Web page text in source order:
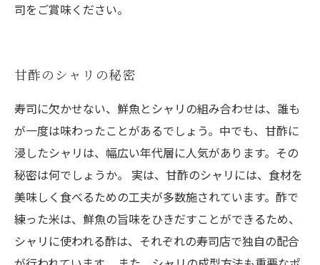
司をご賞味ください。
甘酢のシャリの秘密
寿司に欠かせない、鮮魚とシャリの組み合わせは、誰も
が一度は味わったことがあるでしょう。中でも、甘酢に
浸したシャリは、幅広い年代層に人気があります。その
秘密は何でしょうか。 実は、甘酢のシャリには、食材を
美味しく食べるための工夫が多数施されています。酢で
練った米は、鮮魚の旨味をひきだすことができるため、
シャリに使われる酢は、それぞれの寿司店で独自の配合